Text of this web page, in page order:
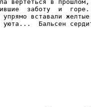
вертеться в
заботу  и
вставали
Бальсен